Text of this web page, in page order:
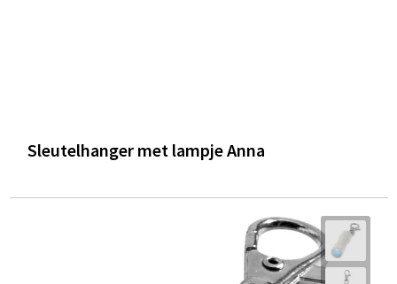
Sleutelhanger met lampje Anna